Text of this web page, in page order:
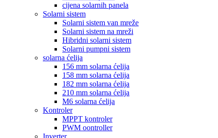
cijena solarnih panela
Solarni sistem
Solarni sistem van mreže
Solarni sistem na mreži
Hibridni solarni sistem
Solarni pumpni sistem
solarna ćelija
156 mm solarna ćelija
158 mm solarna ćelija
182 mm solarna ćelija
210 mm solarna ćelija
M6 solarna ćelija
Kontroler
MPPT kontroler
PWM oontroller
Inverter